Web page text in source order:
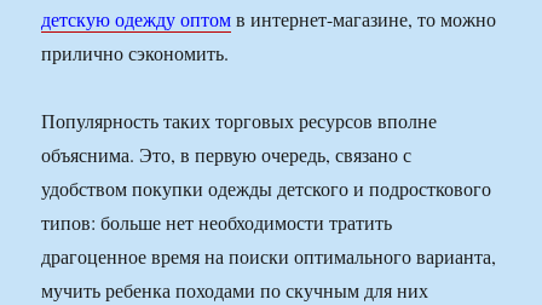
детскую одежду оптомв интернет-магазине, то можно
прилично сэкономить.
Популярность таких торговых ресурсов вполне
объяснима. Это, в первую очередь, связано с
удобством покупки одежды детского и подросткового
типов: больше нет необходимости тратить
драгоценное время на поиски оптимального варианта,
мучить ребенка походами по скучным для них